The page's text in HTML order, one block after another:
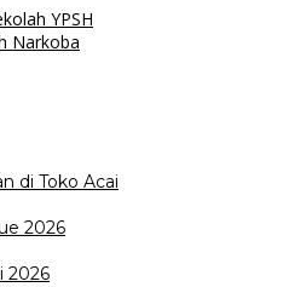
YPSH
Narkoba
di Toko Acai
2026
2026